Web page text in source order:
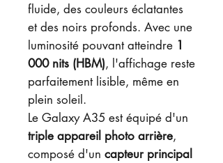
fluide, des couleurs éclatantes
et des noirs profonds. Avec une
luminosité pouvant atteindre 1
000 nits (HBM), l'affichage reste
parfaitement lisible, même en
plein soleil.
Le Galaxy A35 est équipé d'un
triple appareil photo arrière,
composé d'un capteur principal